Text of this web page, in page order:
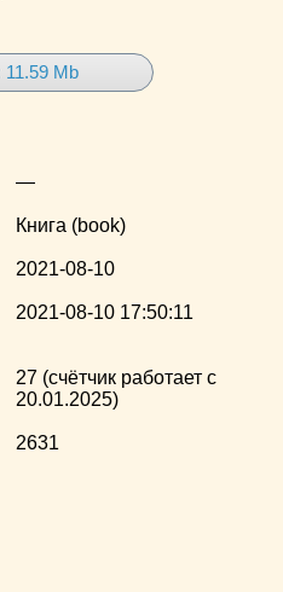
11.59 Mb
—
Книга (book)
2021-08-10
2021-08-10 17:50:11
27 (счётчик работает с
20.01.2025)
2631